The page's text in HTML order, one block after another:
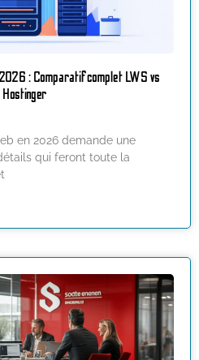
: Comparatif complet LWS vs
Hostinger
en 2026 demande une
qui feront toute la